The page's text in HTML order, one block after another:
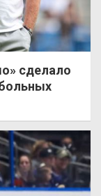
сделало